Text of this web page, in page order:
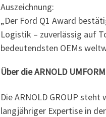
Auszeichnung:
„Der Ford Q1 Award
Logistik – zuverlässig auf
bedeutendsten OEMs
Über die ARNOLD
Die ARNOLD GROUP
langjähriger Expertise in